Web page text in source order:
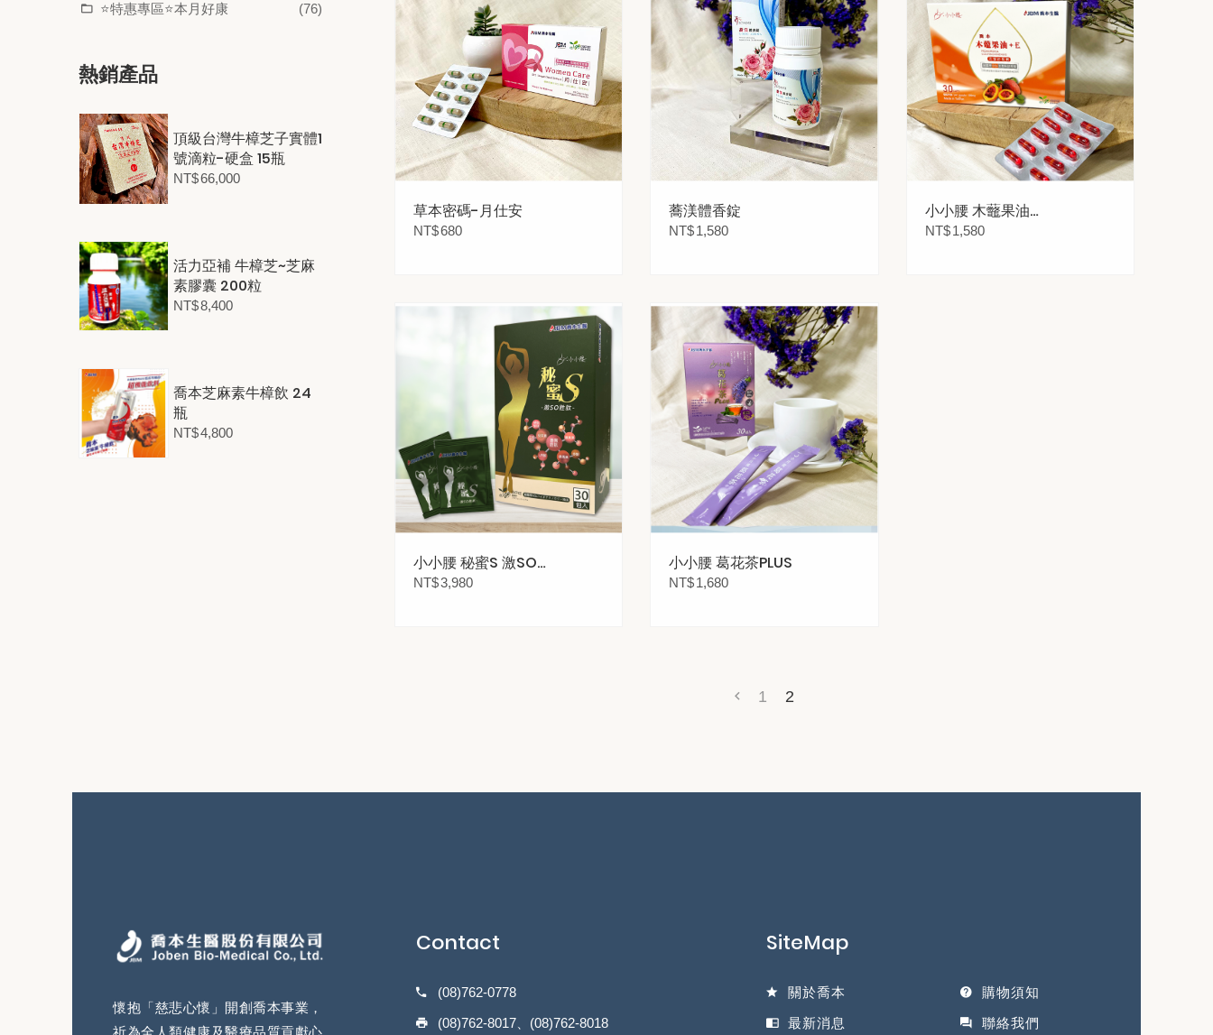
⭐特惠專區⭐本月好康 (76)
熱銷產品
頂級台灣牛樟芝子實體1
號滴粒-硬盒 15瓶
NT$66,000
活力亞補 牛樟芝~芝麻
素膠囊 200粒
NT$8,400
喬本芝麻素牛樟飲 24
瓶
NT$4,800
草本密碼-月仕安
NT$680
蕎渼體香錠
NT$1,580
小小腰 木虌果油
+E[膠囊]
NT$1,580
小小腰 秘蜜S 激SO
胜肽
NT$3,980
小小腰 葛花茶PLUS
NT$1,680
1 2
懷抱「慈悲心懷」開創喬本事業，
Contact
(08)762-0778
(08)762-8017、(08)762-8018
SiteMap
關於喬本
最新消息
購物須知
聯絡我們